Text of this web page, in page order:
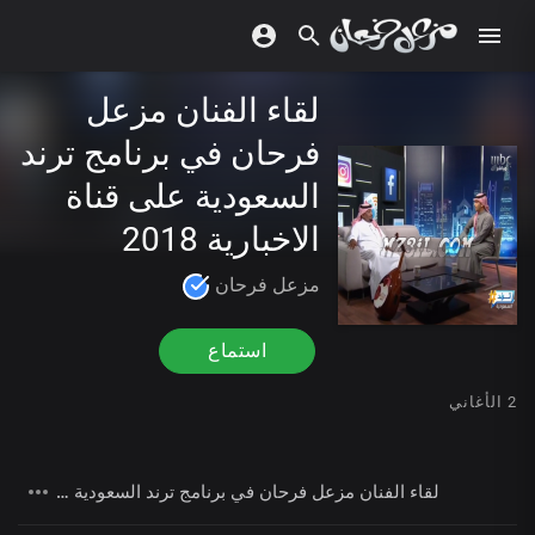
لقاء الفنان مزعل
فرحان في برنامج ترند
السعودية على قناة
الاخبارية 2018
مزعل فرحان
استماع
2 الأغاني
لقاء الفنان مزعل فرحان في برنامج ترند السعودية على قناة الاخبارية 2018